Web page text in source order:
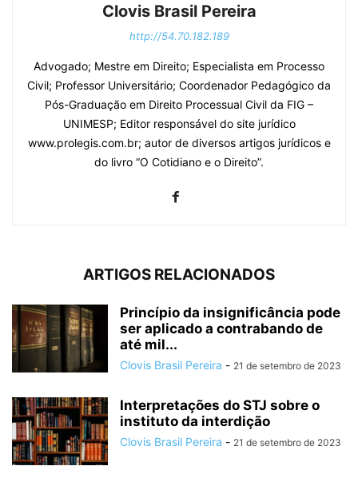
Clovis Brasil Pereira
http://54.70.182.189
Advogado; Mestre em Direito; Especialista em Processo
Civil; Professor Universitário; Coordenador Pedagógico da
Pós-Graduação em Direito Processual Civil da FIG –
UNIMESP; Editor responsável do site jurídico
www.prolegis.com.br; autor de diversos artigos jurídicos e
do livro “O Cotidiano e o Direito”.
ARTIGOS RELACIONADOS
Princípio da insignificância pode
ser aplicado a contrabando de
até mil...
Clovis Brasil Pereira - 21 de setembro de 2023
Interpretações do STJ sobre o
instituto da interdição
Clovis Brasil Pereira - 21 de setembro de 2023